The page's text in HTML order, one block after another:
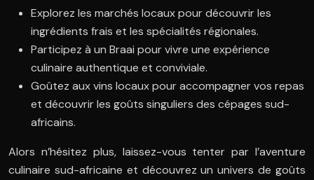
Explorez les marchés locaux pour découvrir les
ingrédients frais et les spécialités régionales.
Participez à un Braai pour vivre une expérience
culinaire authentique et conviviale.
Goûtez aux vins locaux pour accompagner vos repas
et découvrir les goûts singuliers des cépages sud-
africains.
Alors n’hésitez plus, laissez-vous tenter par l’aventure
culinaire sud-africaine et découvrez un univers de goûts